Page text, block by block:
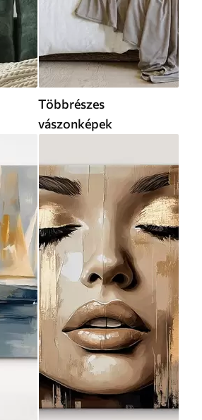
Többrészes
vászonképek